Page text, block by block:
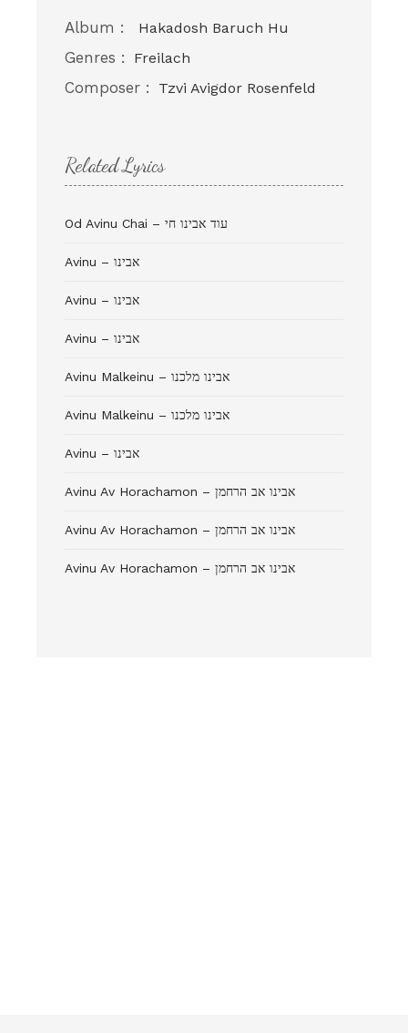
Album : Hakadosh Baruch Hu
Genres : Freilach
Composer : Tzvi Avigdor Rosenfeld
Related Lyrics
Od Avinu Chai – עוד אבינו חי
Avinu – אבינו
Avinu – אבינו
Avinu – אבינו
Avinu Malkeinu – אבינו מלכנו
Avinu Malkeinu – אבינו מלכנו
Avinu – אבינו
Avinu Av Horachamon – אבינו אב הרחמן
Avinu Av Horachamon – אבינו אב הרחמן
Avinu Av Horachamon – אבינו אב הרחמן